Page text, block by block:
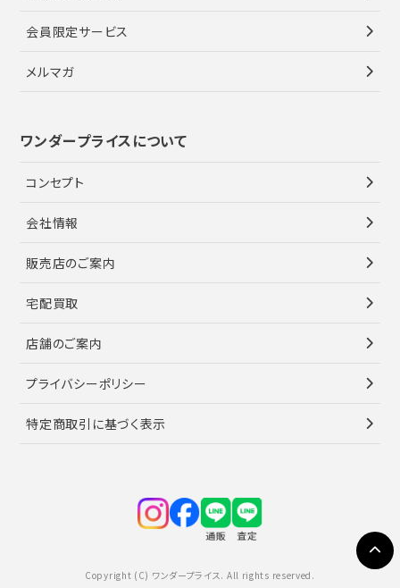
会員限定サービス
メルマガ
ワンダープライスについて
コンセプト
会社情報
販売店のご案内
宅配買取
店舗のご案内
プライバシーポリシー
特定商取引に基づく表示
Copyright (C) ワンダープライス. All rights reserved.